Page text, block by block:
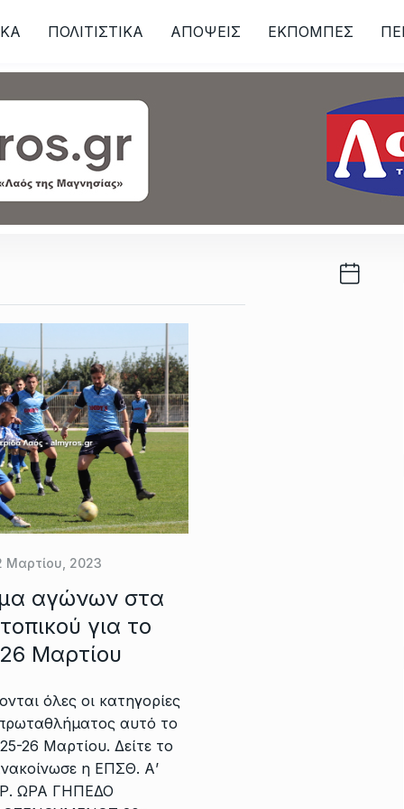
ΠΟΛΙΤΙΣΤΙΚΑ ΑΠΟΨΕΙΣ ΕΚΠΟΜΠΕΣ
Μαρτίου, 2023
αγώνων στα
για το
Μαρτίου
όλες οι κατηγορίες
αυτό το
26 Μαρτίου. Δείτε το
η ΕΠΣΘ. Α’
ΩΡΑ ΓΗΠΕΔΟ